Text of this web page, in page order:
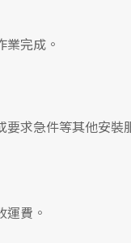
完成。
求急件等其他安
費。